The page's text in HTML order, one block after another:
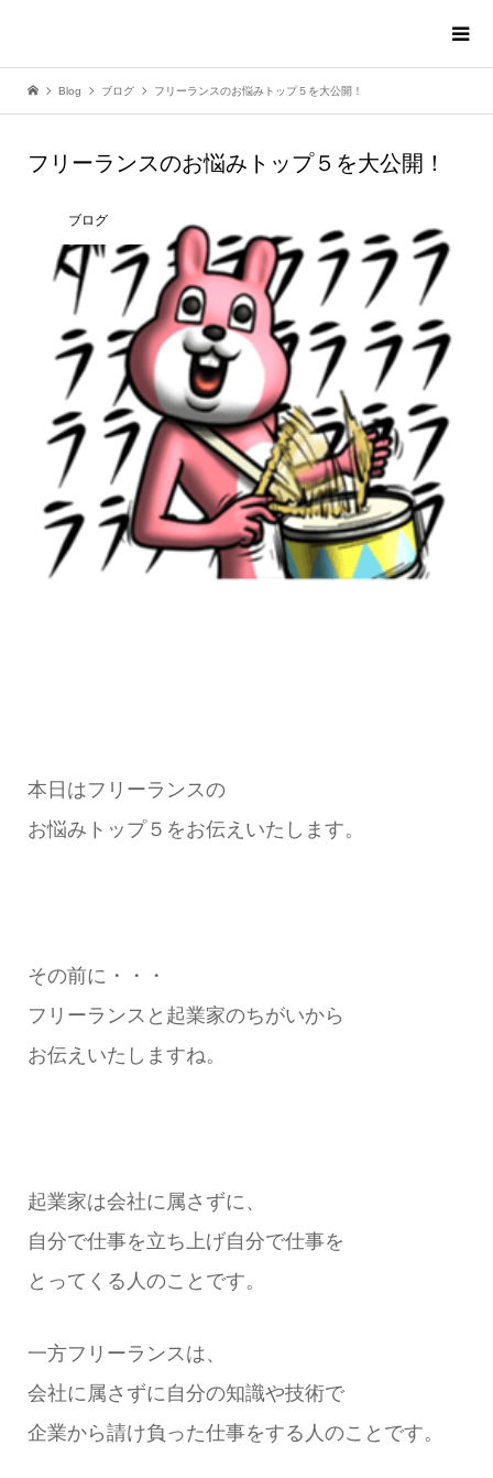
Blog ブログ フリーランスのお悩みトップ５を大公開！
フリーランスのお悩みトップ５を大公開！
ブログ
本日はフリーランスの
お悩みトップ５をお伝えいたします。
その前に・・・
フリーランスと起業家のちがいから
お伝えいたしますね。
起業家は会社に属さずに、
自分で仕事を立ち上げ自分で仕事を
とってくる人のことです。
一方フリーランスは、
会社に属さずに自分の知識や技術で
企業から請け負った仕事をする人のことです。